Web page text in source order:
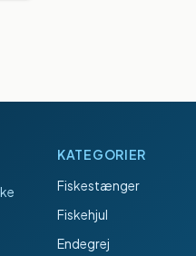
KATEGORIER
Fiskestænger
Fiskehjul
Endegrej